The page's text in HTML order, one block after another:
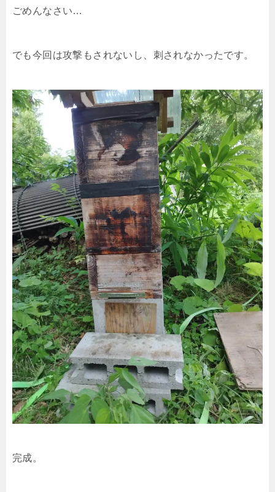
ごめんなさい…
でも今回は攻撃もされないし、刺されなかったです。
完成。